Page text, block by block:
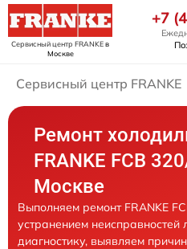
Сервисный центр FRANKEв
Москве
+7
Сервисный центр FRANKE
Ремонт
FRANKE FCB
Москве
Выполняем ремонт FRANKE
устранением
диагностику, выявляем